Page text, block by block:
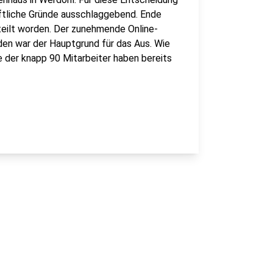
Gründe ausschlaggebend. Ende
worden. Der zunehmende Online-
war der Hauptgrund für das Aus. Wie
knapp 90 Mitarbeiter haben bereits